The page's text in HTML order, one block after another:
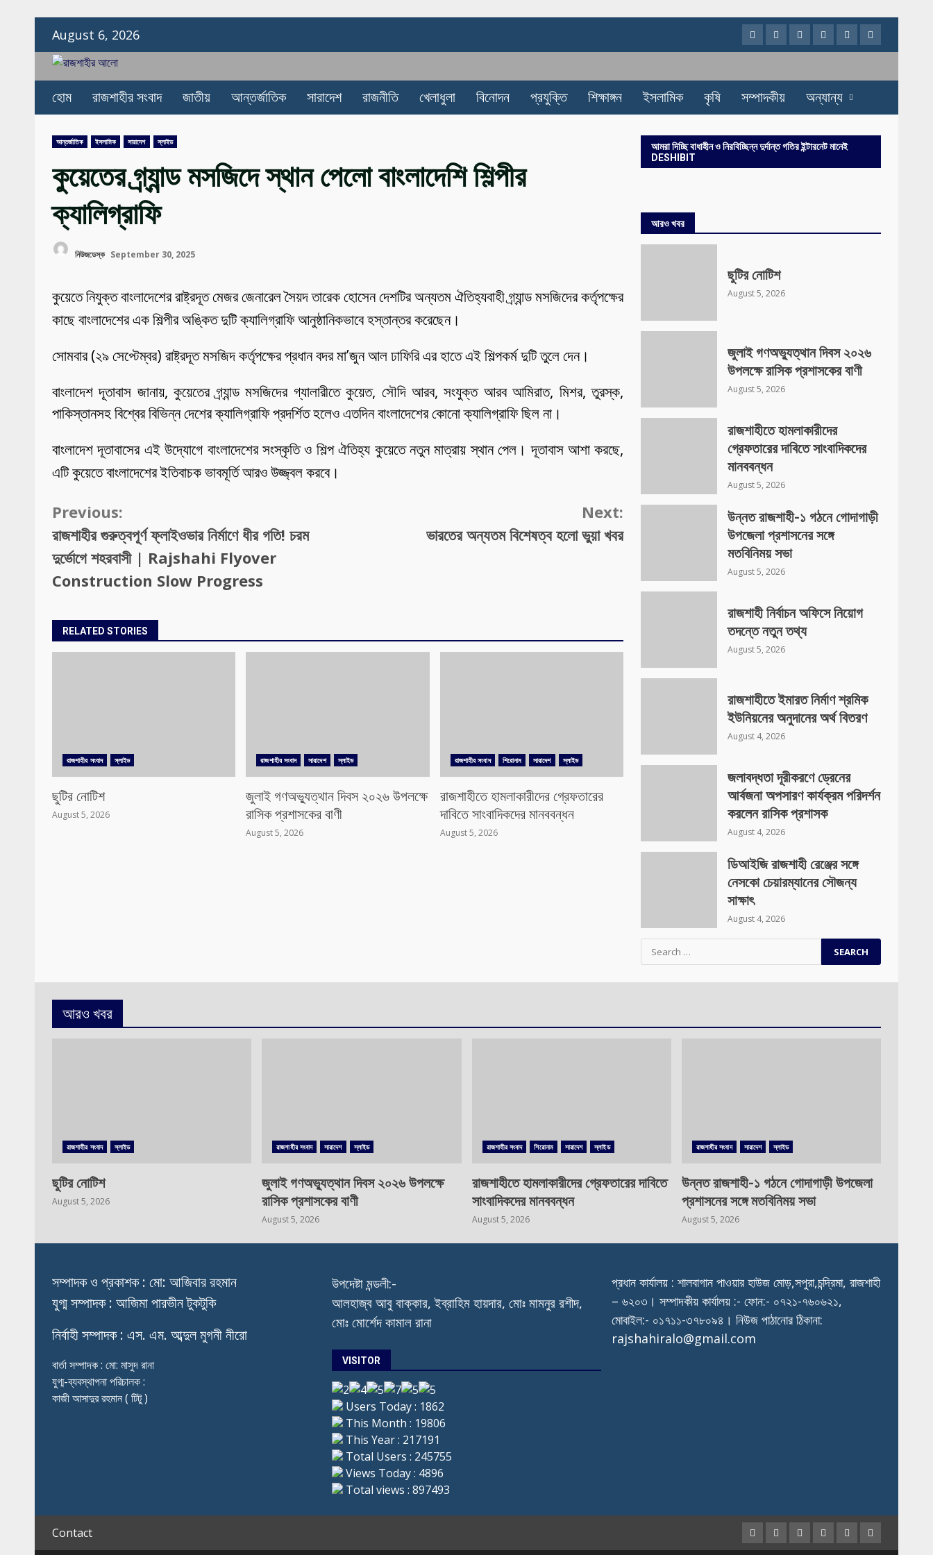
content
August 6, 2026 Facebook
TwitterInstagram
Youtube
VK LinkedIn
হোম রাজশাহীর সংবাদ জাতীয় আন্তর্জাতিক সারাদেশ রাজনীতি খেলাধুলা বিনোদন প্রযুক্তি শিক্ষাঙ্গন ইসলামিক কৃষি সম্পাদকীয় অন্যান্য
আন্তর্জাতিক ইসলামিক সারাদেশ স্লাইড
কুয়েতের গ্র্যান্ড মসজিদে স্থান পেলো বাংলাদেশি শিল্পীর
ক্যালিগ্রাফি
নিউজডেস্ক September 30, 2025
কুয়েতে নিযুক্ত বাংলাদেশের রাষ্ট্রদূত মেজর জেনারেল সৈয়দ তারেক হোসেন দেশটির অন্যতম ঐতিহ্যবাহী গ্র্যান্ড মসজিদের কর্তৃপক্ষের
কাছে বাংলাদেশের এক শিল্পীর অঙ্কিত দুটি ক্যালিগ্রাফি আনুষ্ঠানিকভাবে হস্তান্তর করেছেন।
সোমবার (২৯ সেপ্টেম্বর) রাষ্ট্রদূত মসজিদ কর্তৃপক্ষের প্রধান বদর মা’জুন আল ঢাফিরি এর হাতে এই শিল্পকর্ম দুটি তুলে দেন।
বাংলাদেশ দূতাবাস জানায়, কুয়েতের গ্র্যান্ড মসজিদের গ্যালারীতে কুয়েত, সৌদি আরব, সংযুক্ত আরব আমিরাত, মিশর, তুরস্ক,
পাকিস্তানসহ বিশ্বের বিভিন্ন দেশের ক্যালিগ্রাফি প্রদর্শিত হলেও এতদিন বাংলাদেশের কোনো ক্যালিগ্রাফি ছিল না।
বাংলাদেশ দূতাবাসের এই উদ্যোগে বাংলাদেশের সংস্কৃতি ও শিল্প ঐতিহ্য কুয়েতে নতুন মাত্রায় স্থান পেল। দূতাবাস আশা করছে,
এটি কুয়েতে বাংলাদেশের ইতিবাচক ভাবমূর্তি আরও উজ্জ্বল করবে।
Continue
Reading
Previous:
রাজশাহীর গুরুত্বপূর্ণ ফ্লাইওভার নির্মাণে ধীর গতি! চরম
দুর্ভোগে শহরবাসী | Rajshahi Flyover
Construction Slow Progress
Next:
ভারতের অন্যতম বিশেষত্ব হলো ভুয়া খবর
RELATED STORIES
রাজশাহীর সংবাদ স্লাইড
ছুটির নোটিশ
August 5, 2026
রাজশাহীর সংবাদ সারাদেশ স্লাইড
জুলাই গণঅভ্যুত্থান দিবস ২০২৬ উপলক্ষে
রাসিক প্রশাসকের বাণী
August 5, 2026
রাজশাহীর সংবাদ শিরোনাম সারাদেশ স্লাইড
রাজশাহীতে হামলাকারীদের গ্রেফতারের
দাবিতে সাংবাদিকদের মানববন্ধন
August 5, 2026
আমরা দিচ্ছি বাধাহীন ও নিরবিচ্ছিন্ন দুর্দান্ত গতির ইন্টারনেট মানেই
DESHIBIT
আরও খবর
ছুটির নোটিশ
August 5, 2026
জুলাই গণঅভ্যুত্থান দিবস ২০২৬
উপলক্ষে রাসিক প্রশাসকের বাণী
August 5, 2026
রাজশাহীতে হামলাকারীদের
গ্রেফতারের দাবিতে সাংবাদিকদের
মানববন্ধন
August 5, 2026
উন্নত রাজশাহী-১ গঠনে গোদাগাড়ী
উপজেলা প্রশাসনের সঙ্গে
মতবিনিময় সভা
August 5, 2026
রাজশাহী নির্বাচন অফিসে নিয়োগ
তদন্তে নতুন তথ্য
August 5, 2026
রাজশাহীতে ইমারত নির্মাণ শ্রমিক
ইউনিয়নের অনুদানের অর্থ বিতরণ
August 4, 2026
জলাবদ্ধতা দূরীকরণে ড্রেনের
আর্বজনা অপসারণ কার্যক্রম পরিদর্শন
করলেন রাসিক প্রশাসক
August 4, 2026
ডিআইজি রাজশাহী রেঞ্জের সঙ্গে
নেসকো চেয়ারম্যানের সৌজন্য
সাক্ষাৎ
August 4, 2026
Search
for:
আরও খবর
রাজশাহীর সংবাদ স্লাইড
ছুটির নোটিশ
August 5, 2026
রাজশাহীর সংবাদ সারাদেশ স্লাইড
জুলাই গণঅভ্যুত্থান দিবস ২০২৬ উপলক্ষে
রাসিক প্রশাসকের বাণী
August 5, 2026
রাজশাহীর সংবাদ শিরোনাম সারাদেশ স্লাইড
রাজশাহীতে হামলাকারীদের গ্রেফতারের দাবিতে
সাংবাদিকদের মানববন্ধন
August 5, 2026
রাজশাহীর সংবাদ সারাদেশ স্লাইড
উন্নত রাজশাহী-১ গঠনে গোদাগাড়ী উপজেলা
প্রশাসনের সঙ্গে মতবিনিময় সভা
August 5, 2026
সম্পাদক ও প্রকাশক : মো: আজিবার রহমান
যুগ্ম সম্পাদক : আজিমা পারভীন টুকটুকি
নির্বাহী সম্পাদক : এস. এম. আব্দুল মুগনী নীরো
বার্তা সম্পাদক : মো: মাসুদ রানা
যুগ্ম-ব্যবস্থাপনা পরিচালক :
কাজী আসাদুর রহমান ( টিটু )
উপদেষ্টা মন্ডলী:-
আলহাজ্ব আবু বাক্কার, ইব্রাহিম হায়দার, মোঃ মামনুর রশীদ,
মোঃ মোর্শেদ কামাল রানা
VISITOR
Users Today : 1862
This Month : 19806
This Year : 217191
Total Users : 245755
Views Today : 4896
Total views : 897493
প্রধান কার্যালয় : শালবাগান পাওয়ার হাউজ মোড়,সপুরা,চন্দ্রিমা, রাজশাহী
– ৬২০৩। সম্পাদকীয় কার্যালয় :- ফোন:- ০৭২১-৭৬০৬২১,
মোবাইল:- ০১৭১১-৩৭৮০৯৪। নিউজ পাঠানোর ঠিকানা:
rajshahiralo@gmail.com
Contact Facebook
TwitterInstagram
Youtube
VK LinkedIn